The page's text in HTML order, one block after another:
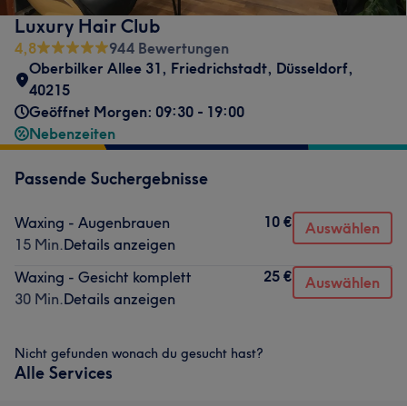
Luxury Hair Club
4,8
944 Bewertungen
Oberbilker Allee 31, Friedrichstadt, Düsseldorf,
40215
Geöffnet Morgen: 09:30 - 19:00
Nebenzeiten
Passende Suchergebnisse
Waxing - Augenbrauen
15 Min.Details anzeigen
10 € Auswählen
Waxing - Gesicht komplett
30 Min.Details anzeigen
25 € Auswählen
Nicht gefunden wonach du gesucht hast?
Alle Services